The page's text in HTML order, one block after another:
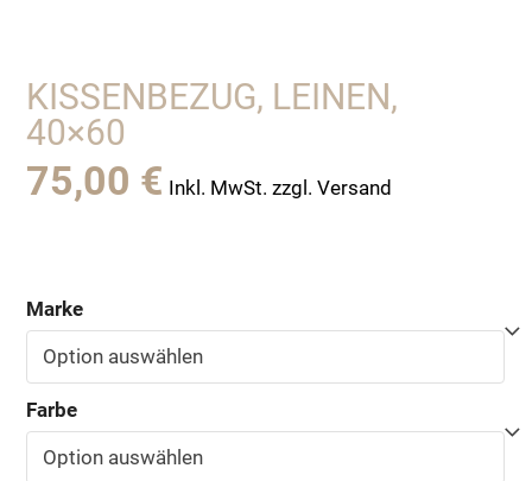
KISSENBEZUG, LEINEN,
40×60
75,00 € Inkl. MwSt. zzgl. Versand
Marke
Farbe